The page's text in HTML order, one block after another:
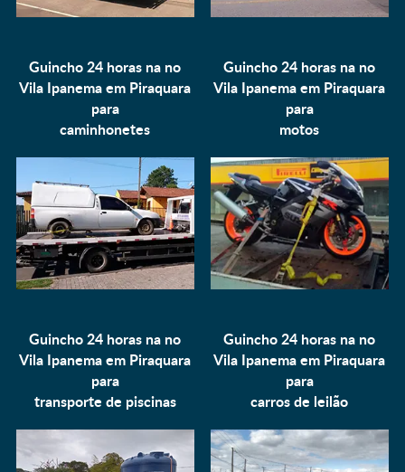
Guincho 24 horas na no
Vila Ipanema em Piraquara
para
caminhonetes
Guincho 24 horas na no
Vila Ipanema em Piraquara
para
motos
Guincho 24 horas na no
Vila Ipanema em Piraquara
para
transporte de piscinas
Guincho 24 horas na no
Vila Ipanema em Piraquara
para
carros de leilão